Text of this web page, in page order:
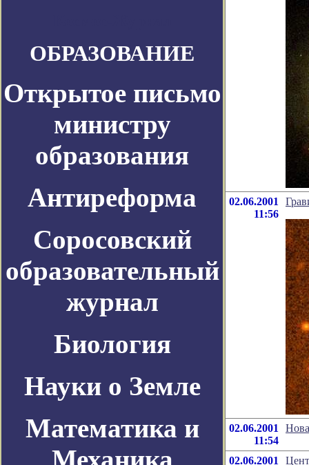
ОБРАЗОВАНИЕ
Открытое письмо
министру
образования
Антиреформа
Соросовский
образовательный
журнал
Биология
Науки о Земле
Математика и
02.06.2001
11:56
02.06.2001
11:54
02.06.2001